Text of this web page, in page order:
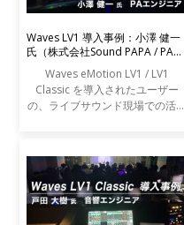
Waves LV1 導入事例：小澤 健一
氏（株式会社Sound PAPA / PAエ
Waves eMotion LV1 / LV1
Classic を導入されたユーザー
の、ライブサウンド現場での活用